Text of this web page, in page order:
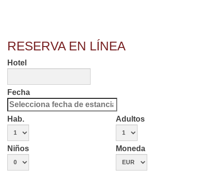
RESERVA EN LÍNEA
Hotel
Fecha
Hab. Adultos
Niños Moneda